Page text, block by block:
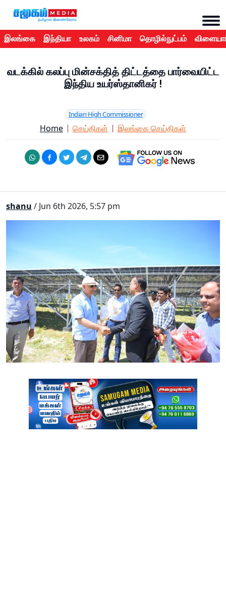
இலங்கை இந்தியா உலகம் சினிமா தொழில்நுட்பம்
வடக்கில் கலப்பு மின்சக்தித் திட்டத்தை பார்வையிட்ட
இந்திய உயர்ஸ்தானிகர் !
Indian High Commissioner
Home செய்திகள் இலங்கை செய்திகள்
shanu / Jun 6th 2026, 5:57 pm